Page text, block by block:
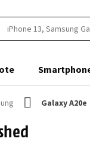
Galaxy A20e